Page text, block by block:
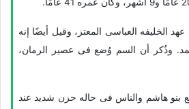
الخلیفه العباسی المعتز، وقیل أیضًا إنه
وذُکر أن السم وُضع فی عصیر الرمان،
بنو هاشم والناس فی حاله حزن شدید عند